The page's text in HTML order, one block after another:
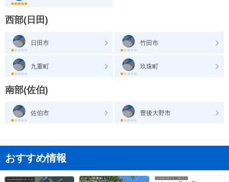
西部(日田)
日田市 竹田市
九重町 玖珠町
南部(佐伯)
佐伯市 豊後大野市
おすすめ情報